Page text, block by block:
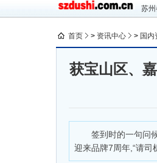
苏州
首页 > 资讯中心 > 国内
获宝山区、
签到时的一句问候
迎来品牌7周年,“请司